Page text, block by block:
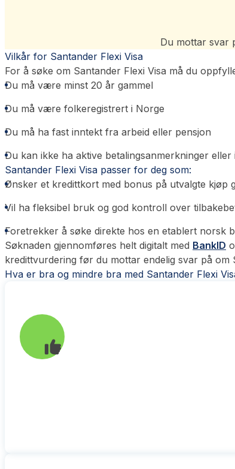
Du mottar svar
Vilkår for Santander Flexi Visa
For å søke om Santander Flexi Visa må du
Du må være minst 20 år gammel
Du må være folkeregistrert i Norge
Du må ha fast inntekt fra arbeid eller pensjon
Du kan ikke ha aktive betalingsanmerkninger eller
Santander Flexi Visa passer for deg som:
Ønsker et kredittkort med bonus på utvalgte kjøp
Vil ha fleksibel bruk og god kontroll over
Foretrekker å søke direkte hos en etablert norsk
Søknaden gjennomføres helt digitalt med BankID
kredittvurdering før du mottar endelig svar på om
Hva er bra og mindre bra med Santander Flexi